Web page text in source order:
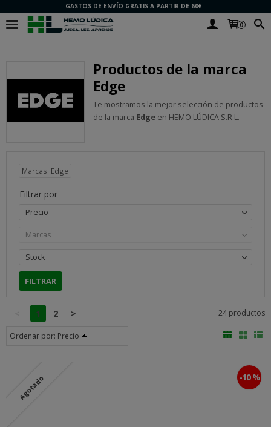
GASTOS DE ENVÍO GRATIS A PARTIR DE 60€
0
Productos de la marca
Edge
Te mostramos la mejor selección de productos
de la marca Edge en HEMO LÚDICA S.R.L.
Marcas: Edge
Filtrar por
Precio
Marcas
Stock
1 2 > 24 productos
Ordenar por: Precio
Agotado -10 %